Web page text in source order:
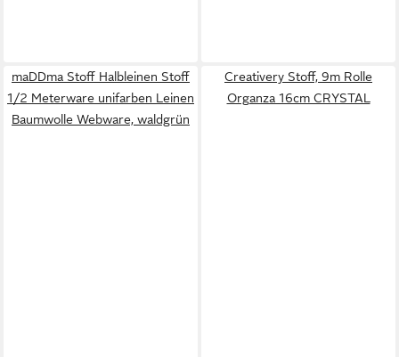
maDDma Stoff Halbleinen Stoff
1/2 Meterware unifarben Leinen
Baumwolle Webware, waldgrün
Creativery Stoff, 9m Rolle
Organza 16cm CRYSTAL